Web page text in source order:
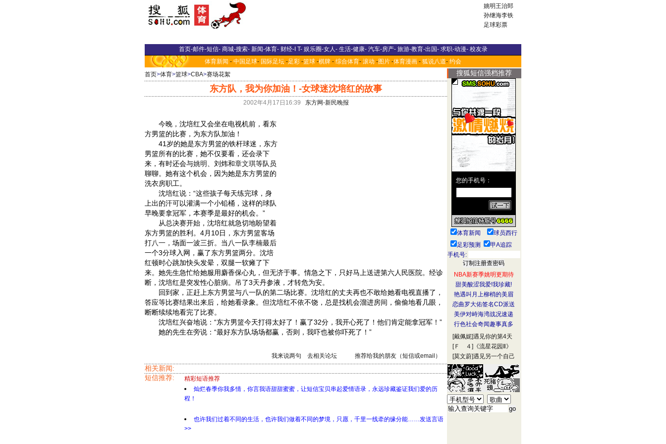
姚明王治郅
孙继海李铁
足球彩票
首页-邮件-短信- 商城-搜索- 新闻-体育- 财经-I T- 娱乐圈-女人- 生活-健康- 汽车-房产- 旅游-教育-出国- 求职-动漫- 校友录
体育新闻 - 中国足球- 国际足坛 -足彩 -篮球 -棋牌 - 综合体育- 滚动 -图片 -体育漫画 - 狐说八道- 约会
首页>体育>篮球>CBA>赛场花絮
东方队，我为你加油！-女球迷沈培红的故事
2002年4月17日16:39 东方网-新民晚报
今晚，沈培红又会坐在电视机前，看东
方男篮的比赛，为东方队加油！
41岁的她是东方男篮的铁杆球迷，东方
男篮所有的比赛，她不仅要看，还会录下
来，有时还会与姚明 、刘炜和章文琪等队员
聊聊。她有这个机会，因为她是东方男篮的
洗衣房职工。
沈培红说：“这些孩子每天练完球，身
上出的汗可以灌满一个小铅桶，这样的球队
早晚要拿冠军，本赛季是最好的机会。”
从总决赛开始，沈培红就急切地盼望着
东方男篮的胜利。4月10日，东方男篮客场
打八一 ，场面一波三折。当八一队李楠最后
一个3分球入网，赢了东方男篮两分。沈培
红顿时心跳加快头发晕，双腿一软瘫了下
来。她先生急忙给她服用麝香保心丸，但无济于事。情急之下，只好马上送进第六人民医院。经诊
断，沈培红是突发性心脏病。吊了3天丹参液，才转危为安。
回到家，正赶上东方男篮与八一队的第二场比赛。沈培红的丈夫再也不敢给她看电视直播了，
答应等比赛结果出来后，给她看录象。但沈培红不依不饶，总是找机会溜进房间，偷偷地看几眼，
断断续续地看完了比赛。
沈培红兴奋地说：“东方男篮今天打得太好了！赢了32分，我开心死了！他们肯定能拿冠军！”
她的先生在旁说：“最好东方队场场都赢，否则，我吓也被你吓死了！”
我来说两句 去相关论坛 推荐给我的朋友（短信或email）
相关新闻:
短信推荐:
精彩短语推荐
灿烂春季你我多情，你言我语甜甜蜜蜜，让短信宝贝串起爱情语录，永远珍藏鉴证我们爱的历
程！
也许我们过着不同的生活，也许我们做着不同的梦境，只愿，千里一线牵的缘分能……发送言语
>>
搜狐短信强档推荐
体育新闻
球员西行
足彩预测
甲A追踪
手机号:
NBA新赛季姚明更期待
甜美酸涩我爱!我珍藏!
艳遇叫月上柳梢的美眉
恋曲罗大佑签名CD派送
美伊对峙海湾战况速递
行色社会奇闻趣事真多
[戴佩妮]遇见你的第4天
[Ｆ ４] 《流星花园Ⅱ》
[莫文蔚]遇见另一个自己